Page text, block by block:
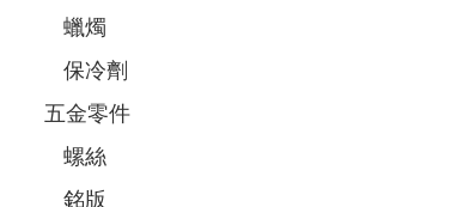
蠟燭
保冷劑
五金零件
螺絲
銘版